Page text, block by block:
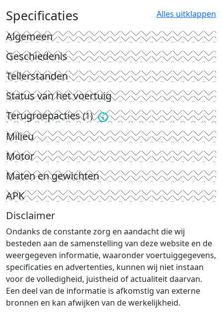
Specificaties Alles uitklappen
Algemeen
Geschiedenis
Tellerstanden
Status van het voertuig
Terugroepacties(1)
Milieu
Motor
Maten en gewichten
APK
Disclaimer
Ondanks de constante zorg en aandacht die wij
besteden aan de samenstelling van deze website en de
weergegeven informatie, waaronder voertuiggegevens,
specificaties en advertenties, kunnen wij niet instaan
voor de volledigheid, juistheid of actualiteit daarvan.
Een deel van de informatie is afkomstig van externe
bronnen en kan afwijken van de werkelijkheid.